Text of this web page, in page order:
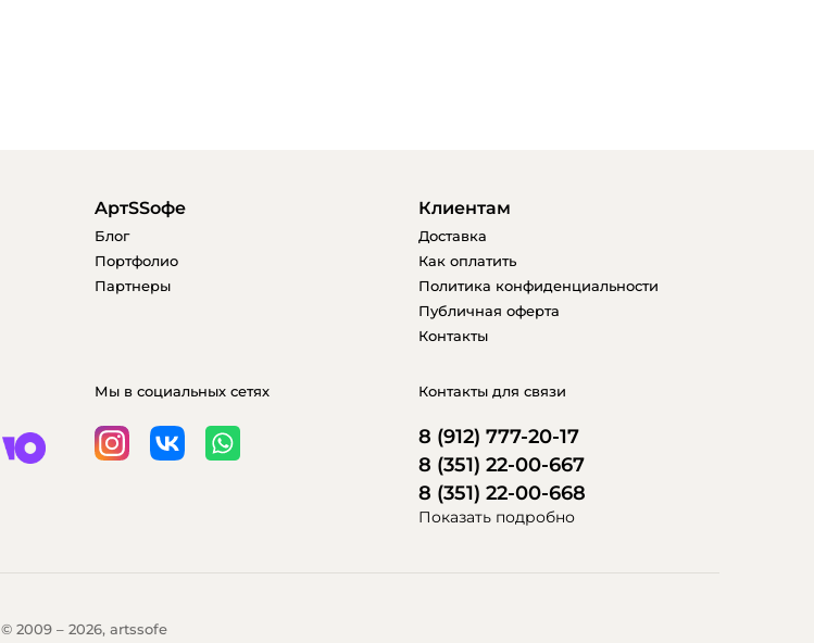
AртSSофе
Блог
Портфолио
Партнеры
Клиентам
Доставка
Как оплатить
Политика конфиденциальности
Публичная оферта
Контакты
Мы в социальных сетях Контакты для связи
8 (912) 777-20-17
8 (351) 22-00-667
8 (351) 22-00-668
Показать подробно
© 2009 – 2026, artssofe